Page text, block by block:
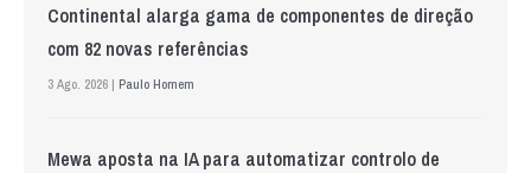
Continental alarga gama de componentes de direção
com 82 novas referências
3 Ago. 2026 | Paulo Homem
Mewa aposta na IA para automatizar controlo de